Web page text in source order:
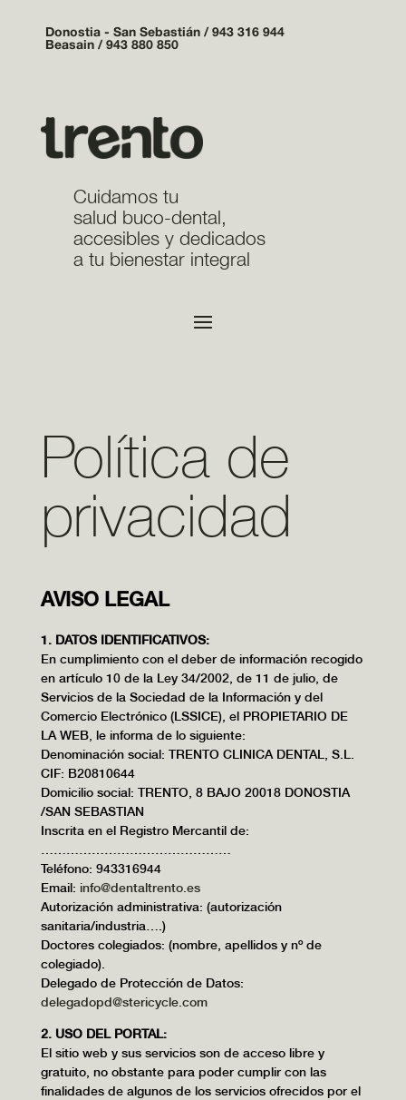
Donostia - San Sebastián / 943 316 944
Beasain / 943 880 850
Cuidamos tu
salud buco-dental,
accesibles y dedicados
a tu bienestar integral
Política de
privacidad
AVISO LEGAL
1. DATOS IDENTIFICATIVOS:
En cumplimiento con el deber de información recogido
en artículo 10 de la Ley 34/2002, de 11 de julio, de
Servicios de la Sociedad de la Información y del
Comercio Electrónico (LSSICE), el PROPIETARIO DE
LA WEB, le informa de lo siguiente:
Denominación social: TRENTO CLINICA DENTAL, S.L.
CIF: B20810644
Domicilio social: TRENTO, 8 BAJO 20018 DONOSTIA
/SAN SEBASTIAN
Inscrita en el Registro Mercantil de:
………………………………………
Teléfono: 943316944
Email: info@dentaltrento.es
Autorización administrativa: (autorización
sanitaria/industria….)
Doctores colegiados: (nombre, apellidos y nº de
colegiado).
Delegado de Protección de Datos:
delegadopd@stericycle.com
2. USO DEL PORTAL:
El sitio web y sus servicios son de acceso libre y
gratuito, no obstante para poder cumplir con las
finalidades de algunos de los servicios ofrecidos por el